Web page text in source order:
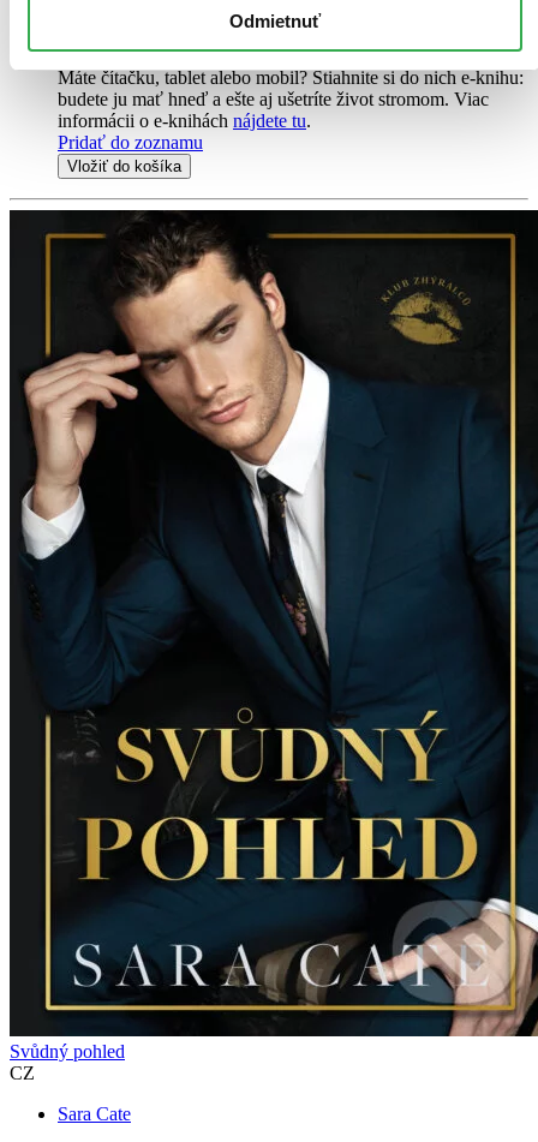
Odmietnuť
MOBI
Ihneď na stiahnutie
Máte čítačku, tablet alebo mobil? Stiahnite si do nich e-knihu:
budete ju mať hneď a ešte aj ušetríte život stromom. Viac
informácii o e-knihách nájdete tu.
Pridať do zoznamu
Vložiť do košíka
Svůdný pohled
CZ
Sara Cate